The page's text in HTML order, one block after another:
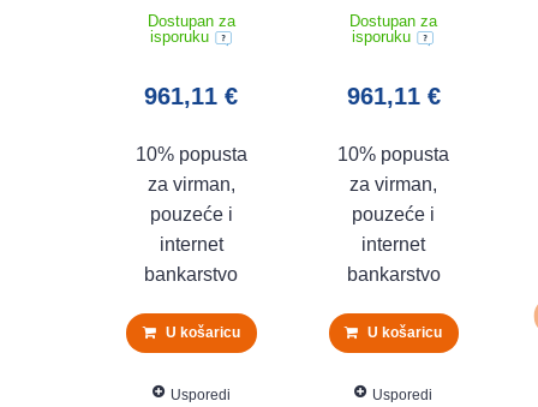
Dostupan za
isporuku
961,11 €
10% popusta
za virman,
pouzeće i
internet
bankarstvo
U košaricu
Usporedi
Dostupan za
isporuku
961,11 €
10% popusta
za virman,
pouzeće i
internet
bankarstvo
U košaricu
Usporedi